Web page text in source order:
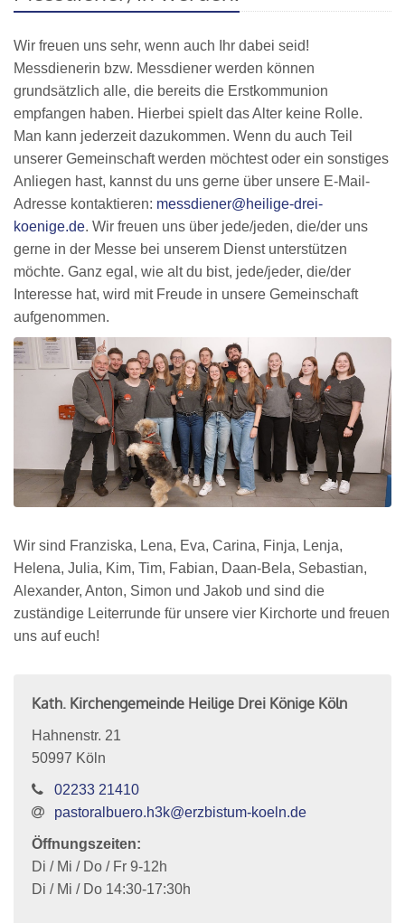
Wir freuen uns sehr, wenn auch Ihr dabei seid!
Messdienerin bzw. Messdiener werden können
grundsätzlich alle, die bereits die Erstkommunion
empfangen haben. Hierbei spielt das Alter keine Rolle.
Man kann jederzeit dazukommen. Wenn du auch Teil
unserer Gemeinschaft werden möchtest oder ein sonstiges
Anliegen hast, kannst du uns gerne über unsere E-Mail-
Adresse kontaktieren: messdiener@heilige-drei-
koenige.de. Wir freuen uns über jede/jeden, die/der uns
gerne in der Messe bei unserem Dienst unterstützen
möchte. Ganz egal, wie alt du bist, jede/jeder, die/der
Interesse hat, wird mit Freude in unsere Gemeinschaft
aufgenommen.
Wir sind Franziska, Lena, Eva, Carina, Finja, Lenja,
Helena, Julia, Kim, Tim, Fabian, Daan-Bela, Sebastian,
Alexander, Anton, Simon und Jakob und sind die
zuständige Leiterrunde für unsere vier Kirchorte und freuen
uns auf euch!
Kath. Kirchengemeinde Heilige Drei Könige Köln
Hahnenstr. 21
50997 Köln
02233 21410
pastoralbuero.h3k@erzbistum-koeln.de
Öffnungszeiten:
Di / Mi / Do / Fr 9-12h
Di / Mi / Do 14:30-17:30h